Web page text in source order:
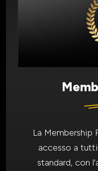
La Membership
accesso a
standard, con